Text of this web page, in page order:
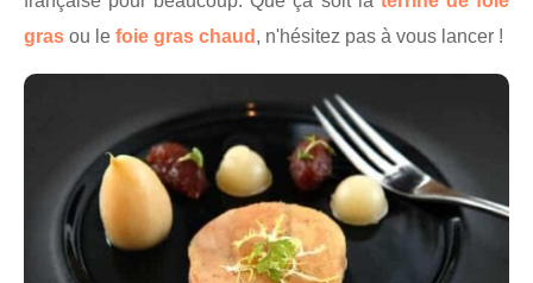
gras ou le foie gras chaud , n'hésitez pas à vous lancer !